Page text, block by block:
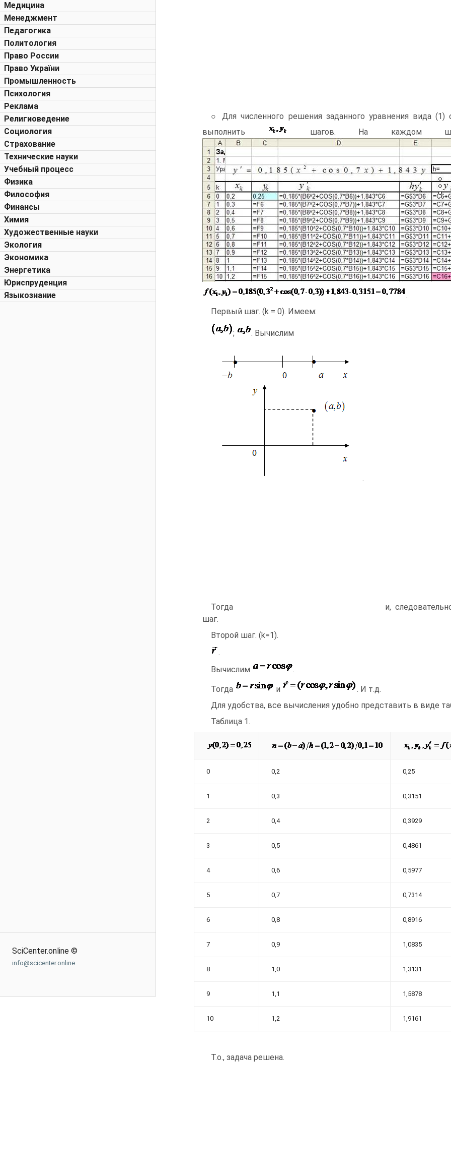
Медицина
Менеджмент
Педагогика
Политология
Право России
Право України
Промышленность
Психология
Реклама
Религиоведение
Социология
Страхование
Технические науки
Учебный процесс
Физика
Философия
Финансы
Химия
Художественные науки
Экология
Экономика
Энергетика
Юриспруденция
Языкознание
SciCenter.online ©
info@scicenter.online
○ Для численного решения заданного уравнения вида
выполнить
шагов. На каждом шаге
.
Первый шаг. (k = 0). Имеем:
; . Вычислим
.
Тогда
и,
шаг.
Второй шаг. (k=1).
.
Вычислим
.
Тогда и
. И т.д.
Для удобства, все вычисления удобно представить в виде
Таблица 1.
0 0,2 0,25
1 0,3 0,3151
2 0,4 0,3929
3 0,5 0,4861
4 0,6 0,5977
5 0,7 0,7314
6 0,8 0,8916
7 0,9 1,0835
8 1,0 1,3131
9 1,1 1,5878
10 1,2 1,9161
Т.о., задача решена.